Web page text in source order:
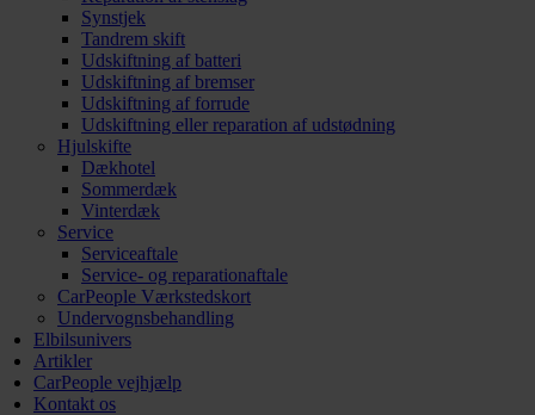
Synstjek
Tandrem skift
Udskiftning af batteri
Udskiftning af bremser
Udskiftning af forrude
Udskiftning eller reparation af udstødning
Hjulskifte
Dækhotel
Sommerdæk
Vinterdæk
Service
Serviceaftale
Service- og reparationaftale
CarPeople Værkstedskort
Undervognsbehandling
Elbilsunivers
Artikler
CarPeople vejhjælp
Kontakt os